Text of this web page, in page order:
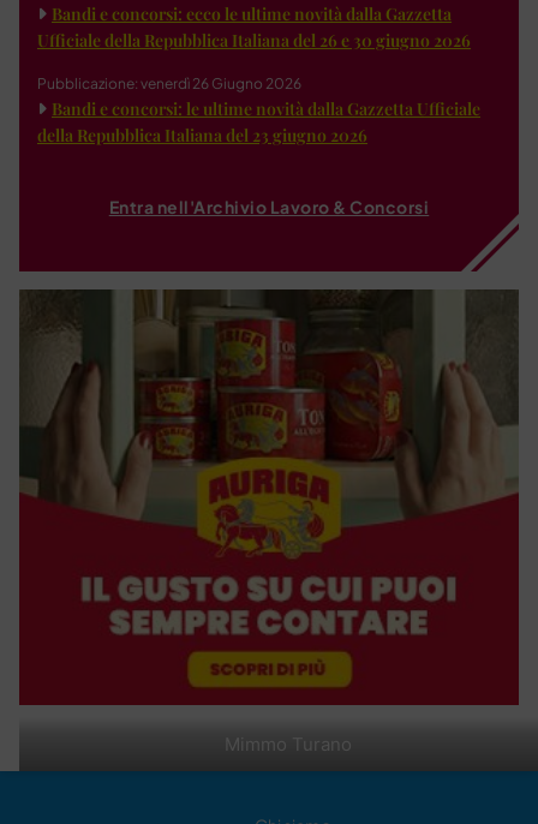
Mimmo Turano
Bandi e concorsi: ecco le ultime novità dalla Gazzetta
Ufficiale della Repubblica Italiana del 26 e 30 giugno 2026
Pubblicazione: venerdì 26 Giugno 2026
Bandi e concorsi: le ultime novità dalla Gazzetta Ufficiale
della Repubblica Italiana del 23 giugno 2026
Entra nell'Archivio Lavoro & Concorsi